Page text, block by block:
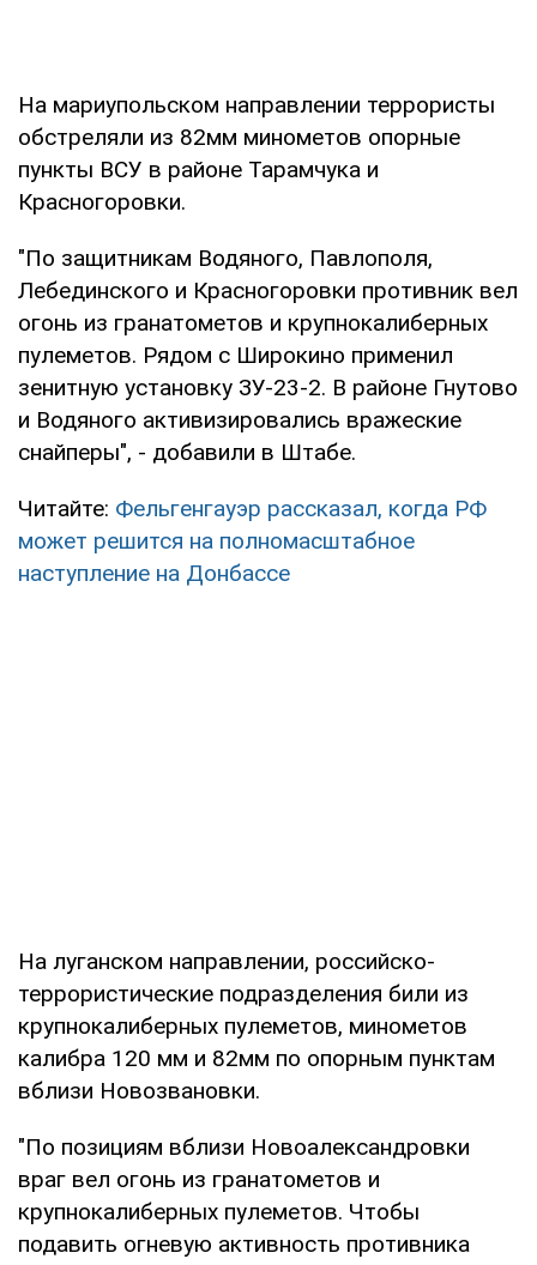
На мариупольском направлении террористы
обстреляли из 82мм минометов опорные
пункты ВСУ в районе Тарамчука и
Красногоровки.
"По защитникам Водяного, Павлополя,
Лебединского и Красногоровки противник вел
огонь из гранатометов и крупнокалиберных
пулеметов. Рядом с Широкино применил
зенитную установку ЗУ-23-2. В районе Гнутово
и Водяного активизировались вражеские
снайперы", - добавили в Штабе.
Читайте: Фельгенгауэр рассказал, когда РФ
может решится на полномасштабное
наступление на Донбассе
На луганском направлении, российско-
террористические подразделения били из
крупнокалиберных пулеметов, минометов
калибра 120 мм и 82мм по опорным пунктам
вблизи Новозвановки.
"По позициям вблизи Новоалександровки
враг вел огонь из гранатометов и
крупнокалиберных пулеметов. Чтобы
подавить огневую активность противника